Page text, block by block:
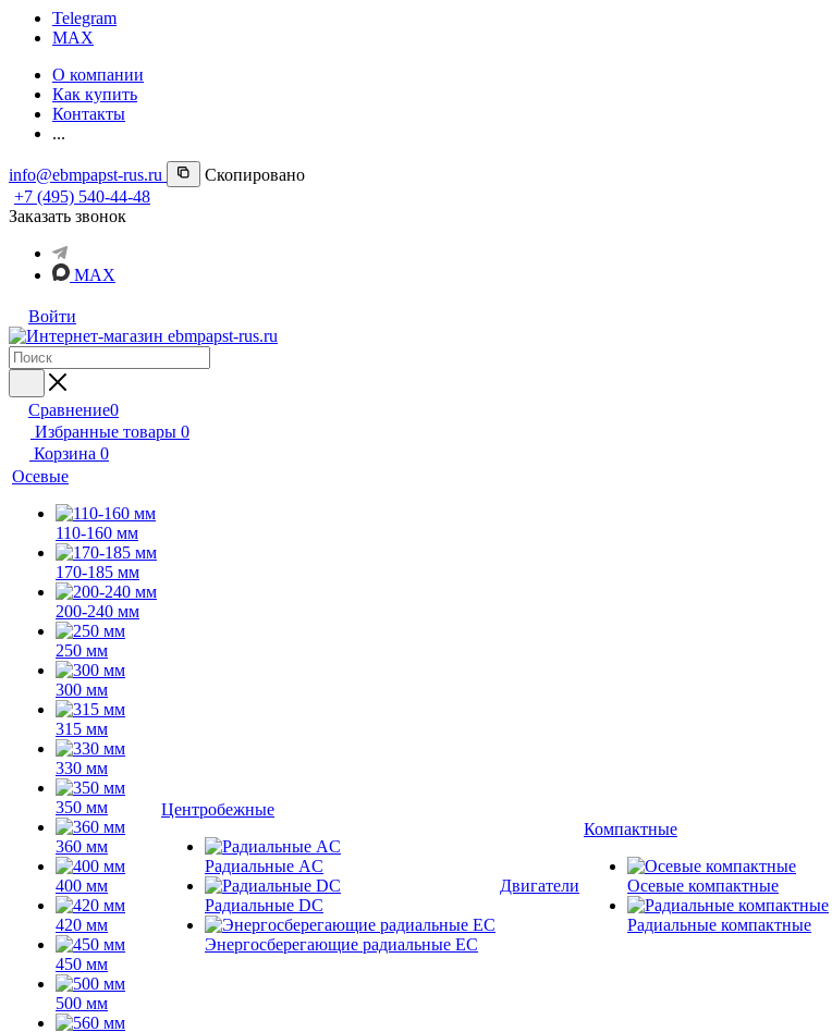
Telegram
MAX
О компании
Как купить
Контакты
...
info@ebmpapst-rus.ru
Скопировано
+7 (495) 540-44-48
Заказать звонок
MAX
Войти
Сравнение0
Избранные товары 0
Корзина 0
Осевые
110-160 мм
170-185 мм
200-240 мм
250 мм
300 мм
315 мм
330 мм
350 мм
360 мм
400 мм
420 мм
450 мм
500 мм
Центробежные
Радиальные AC
Радиальные DC
Энергосберегающие радиальные EC
Двигатели
Компактные
Осевые компактные
Радиальные компактные